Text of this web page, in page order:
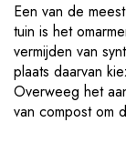
Een van de
tuin is het
vermijden van
plaats daarvan
Overweeg het
van compost om